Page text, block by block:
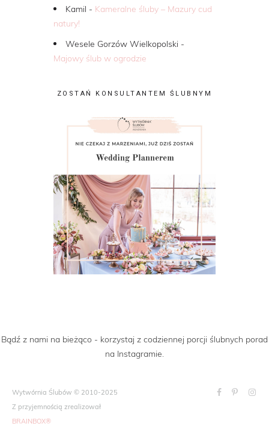
Kamil - Kameralne śluby – Mazury cud
natury!
Wesele Gorzów Wielkopolski -
Majowy ślub w ogrodzie
ZOSTAŃ KONSULTANTEM ŚLUBNYM
Bądź z nami na bieżąco - korzystaj z codziennej porcji ślubnych porad
na Instagramie.
Wytwórnia Ślubów © 2010-2025
Z przyjemnością zrealizował
BRAINBOX®